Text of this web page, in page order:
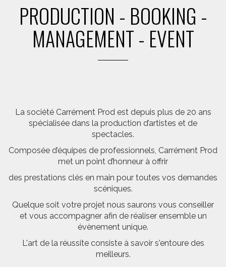
PRODUCTION - BOOKING -
MANAGEMENT - EVENT
La société Carrément Prod est depuis plus de 20 ans
spécialisée dans la production d’artistes et de
spectacles.
Composée d’équipes de professionnels, Carrément Prod
met un point d’honneur à offrir
des prestations clés en main pour toutes vos demandes
scéniques.
Quelque soit votre projet nous saurons vous conseiller
et vous accompagner afin de réaliser ensemble un
évènement unique.
L'art de la réussite consiste à savoir s'entoure des
meilleurs.